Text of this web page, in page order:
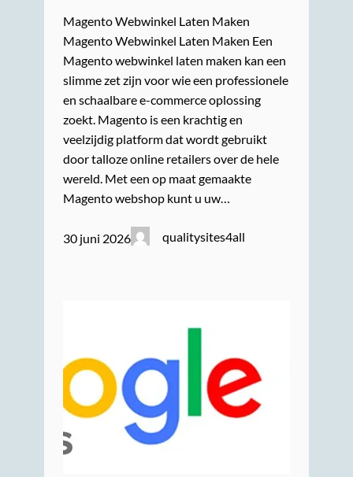
Magento Webwinkel Laten Maken
Magento Webwinkel Laten Maken Een
Magento webwinkel laten maken kan een
slimme zet zijn voor wie een professionele
en schaalbare e-commerce oplossing
zoekt. Magento is een krachtig en
veelzijdig platform dat wordt gebruikt
door talloze online retailers over de hele
wereld. Met een op maat gemaakte
Magento webshop kunt u uw…
30 juni 2026 qualitysites4all